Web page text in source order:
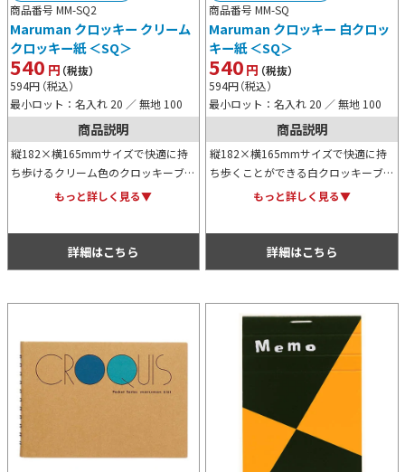
商品番号 MM-SQ2
Maruman クロッキー クリーム
クロッキー紙 ＜SQ＞
540 円（税抜）
594円（税込）
最小ロット：名入れ 20 ／ 無地 100
商品説明
縦182×横165mmサイズで快適に持
ち歩けるクリーム色のクロッキーブッ
ク。非常に薄く軽量で滑らかな表面か
もっと詳しく見る▼
詳細はこちら
商品番号 MM-SQ
Maruman クロッキー 白クロッ
キー紙 ＜SQ＞
540円（税抜）
594円（税込）
最小ロット：名入れ 20 ／ 無地 100
商品説明
縦182×横165mmサイズで快適に持
ち歩くことができる白クロッキーブッ
ク。非常に薄く軽量で滑らかな表面か
もっと詳しく見る▼
詳細はこちら